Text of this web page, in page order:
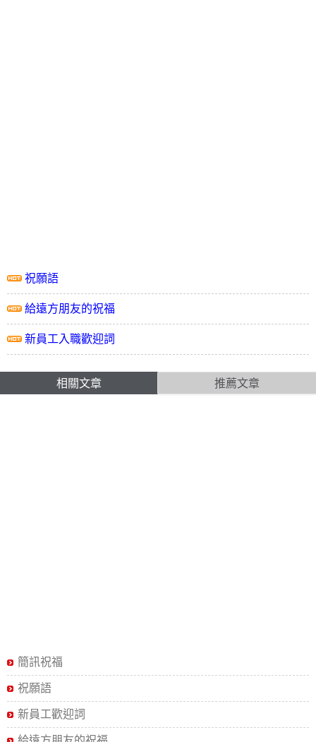
祝願語
給遠方朋友的祝福
新員工入職歡迎詞
相關文章 推薦文章
簡訊祝福
祝願語
新員工歡迎詞